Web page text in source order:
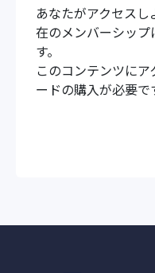
あなたがアクセス
在のメンバーシッ
す。
このコンテンツに
ードの購入が必要で